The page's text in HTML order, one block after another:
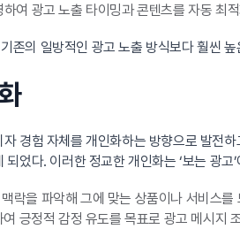
여 광고 노출 타이밍과 콘텐츠를 자동 최
존의 일방적인 광고 노출 방식보다 훨씬
경험 자체를 개인화하는 방향으로 발전
었다. 이러한 정교한 개인화는 ‘보는 광고
락을 파악해 그에 맞는 상품이나 서비스를
긍정적 감정 유도를 목표로 광고 메시지